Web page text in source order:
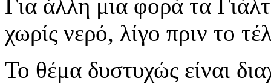
Για άλλη μια φορά τα
χωρίς νερό, λίγο πριν το
Το θέμα δυστυχώς είναι